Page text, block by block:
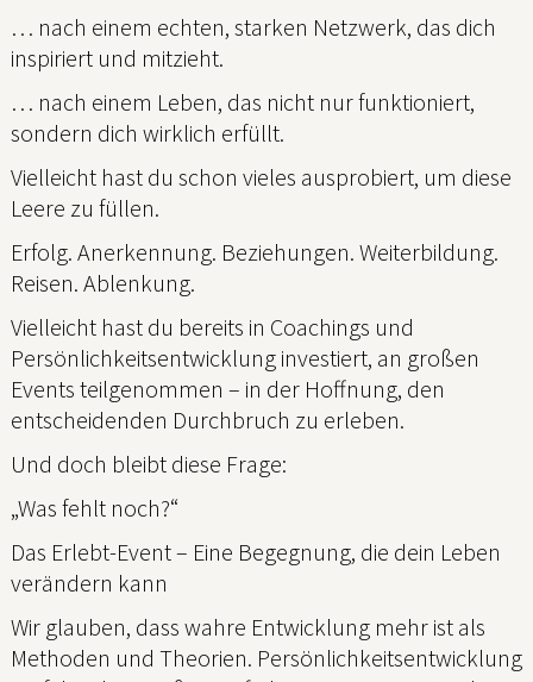
… nach einem echten, starken Netzwerk, das dich
inspiriert und mitzieht.
… nach einem Leben, das nicht nur funktioniert,
sondern dich wirklich erfüllt.
Vielleicht hast du schon vieles ausprobiert, um diese
Leere zu füllen.
Erfolg. Anerkennung. Beziehungen. Weiterbildung.
Reisen. Ablenkung.
Vielleicht hast du bereits in Coachings und
Persönlichkeitsentwicklung investiert, an großen
Events teilgenommen – in der Hoffnung, den
entscheidenden Durchbruch zu erleben.
Und doch bleibt diese Frage:
„Was fehlt noch?“
Das Erlebt-Event – Eine Begegnung, die dein Leben
verändern kann
Wir glauben, dass wahre Entwicklung mehr ist als
Methoden und Theorien. Persönlichkeitsentwicklung